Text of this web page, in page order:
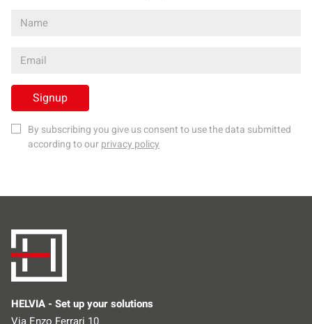
Signup
By subscribing you give us consent to use the data submitted
according to ourprivacy policy
HELVIA - Set up your solutions
Via Enzo Ferrari 10